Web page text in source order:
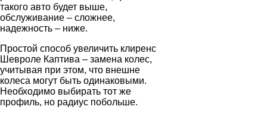
такого авто будет выше,
обслуживание – сложнее,
надежность – ниже.
Простой способ увеличить клиренс
Шевроле Каптива ‒ замена колес,
учитывая при этом, что внешне
колеса могут быть одинаковыми.
Необходимо выбирать тот же
профиль, но радиус побольше.